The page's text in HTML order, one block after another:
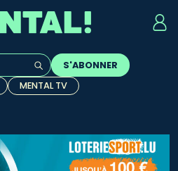
complétion sont
S'ABONNER
MENTAL TV